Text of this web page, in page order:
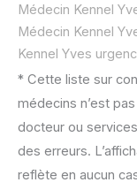
Médecin Kennel
Médecin Kennel
Kennel Yves
* Cette liste sur
médecins n’est
docteur ou
des erreurs.
reflète en aucun